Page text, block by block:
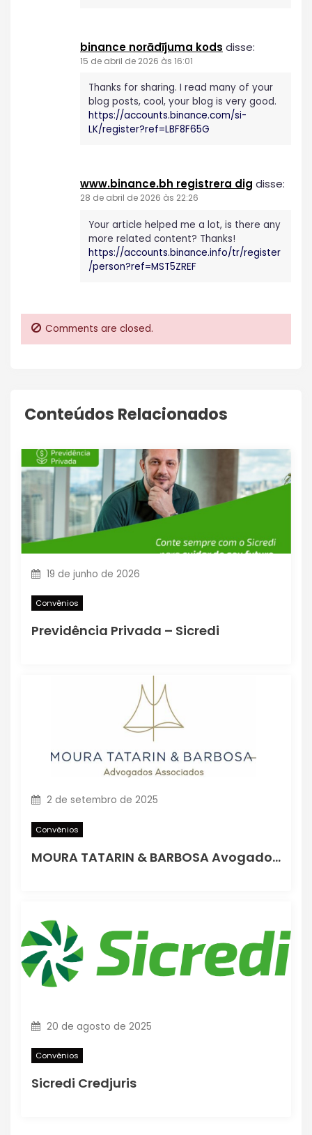
binance norādījuma kods disse:
15 de abril de 2026 às 16:01
Thanks for sharing. I read many of your
blog posts, cool, your blog is very good.
https://accounts.binance.com/si-
LK/register?ref=LBF8F65G
www.binance.bh registrera dig disse:
28 de abril de 2026 às 22:26
Your article helped me a lot, is there any
more related content? Thanks!
https://accounts.binance.info/tr/register
/person?ref=MST5ZREF
Comments are closed.
Conteúdos Relacionados
19 de junho de 2026
Convênios
Previdência Privada – Sicredi
2 de setembro de 2025
Convênios
MOURA TATARIN & BARBOSA Avogados Associados
20 de agosto de 2025
Convênios
Sicredi Credjuris